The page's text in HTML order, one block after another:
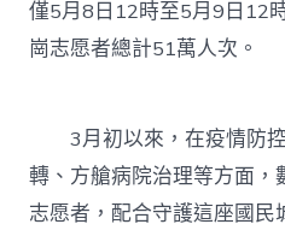
僅5月8日12時至5月9日12
崗志愿者總計51萬人次。
3月初以來，在疫情防控
轉、方艙病院治理等方面，
志愿者，配合守護這座國